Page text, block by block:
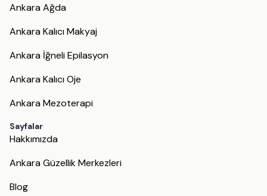
Ankara Ağda
Ankara Kalıcı Makyaj
Ankara İğneli Epilasyon
Ankara Kalıcı Oje
Ankara Mezoterapi
Sayfalar
Hakkımızda
Ankara Güzellik Merkezleri
Blog